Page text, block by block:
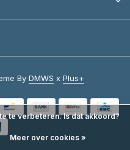
By DMWS x Plus+
te verbeteren. Is dat akkoord?
Meer over cookies »